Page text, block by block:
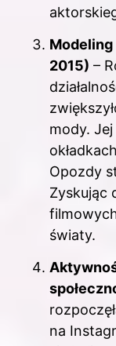
2015) –
mody.
Opozdy
Zyskując
światy.
na